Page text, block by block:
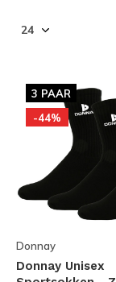
3 PAAR
-44%
Donnay
Donnay Unisex